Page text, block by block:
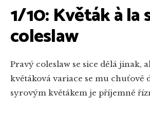
1/10: Květák à la
coleslaw
Pravý coleslaw se sice dělá jinak,
květáková variace se mu chuťově
syrovým květákem je příjemně